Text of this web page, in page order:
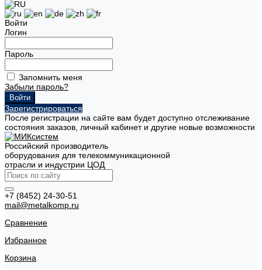
Войти
Логин
Пароль
Запомнить меня
Забыли пароль?
Зарегистрироваться
После регистрации на сайте вам будет доступно отслеживание
состояния заказов, личный кабинет и другие новые возможности
Российский производитель
оборудования для телекоммуникационной
отрасли и индустрии ЦОД
+7 (8452) 24-30-51
mail@metalkomp.ru
Сравнение
Избранное
Корзина